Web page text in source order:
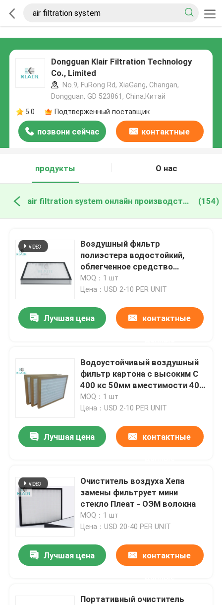
Dongguan Klair Filtration Technology
Co., Limited
No.9, FuRong Rd, XiaGang, Changan,
Dongguan, GD 523861, China,Китай
5.0
Подтверженный поставщик
позвони сейчас контактные
продукты
О нас
air filtration system онлайн производство (154)
Воздушный фильтр
полиэстера водостойкий,
облегченное средство
плиссированный фильтр
панели
MOQ：1 шт
Цена：USD 2-10 PER UNIT
Лучшая цена контактные
Водоустойчивый воздушный
фильтр картона с высоким С
400 кс 50мм вместимости 400
пыли
MOQ：1 шт
Цена：USD 2-10 PER UNIT
Лучшая цена контактные
Очиститель воздуха Хепа
замены фильтрует мини
стекло Плеат - ОЭМ волокна
MOQ：1 шт
Цена：USD 20-40 PER UNIT
Лучшая цена контактные
Портативный очиститель